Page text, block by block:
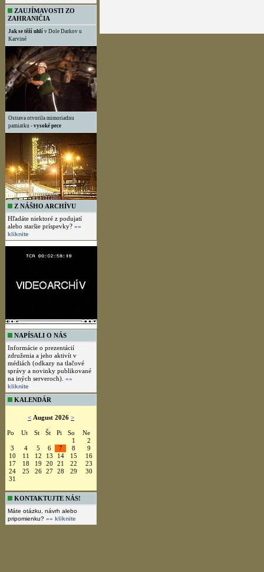
ZAUJÍMAVOSTI ZO
ZAHRANIČIA
Jak se těží uhlí v Dole Darkov u
Karviné
Ostrava otvorila mimoriadnu
pamiatku - vysoké pece
Z NÁŠHO ARCHÍVU
Hľadáte niektoré z podujatí
alebo staršie príspevky? »»
kliknite
NAPÍSALI O NÁS
Informácie o prezentácií
združenia a jeho aktivít v
médiách (odkazy na tlačové
správy a novinky publikované
na iných serveroch). »»
kliknite
KALENDÁR
< August 2026 >
Po Ut St Št Pi So
Ne
1
2
3
4 5 6 7 8
9
10
11 12 13 14 15
16
17
18 19 20 21 22
23
24
25 26 27 28 29
30
31
KONTAKTUJTE NÁS!
Máte otázku, návrh alebo
pripomienku? »» kliknite